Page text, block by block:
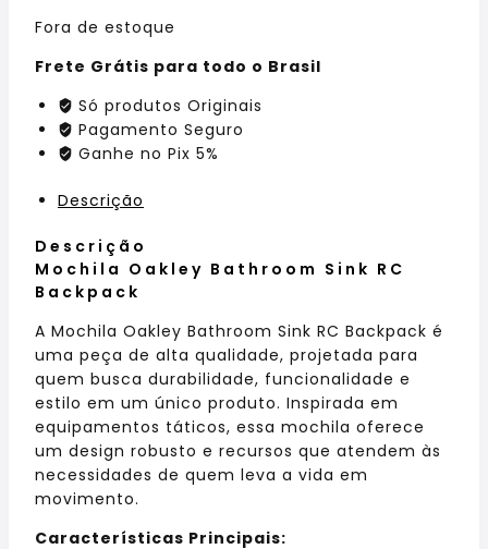
Fora de estoque
Frete Grátis para todo o Brasil
Só produtos Originais
Pagamento Seguro
Ganhe no Pix 5%
Descrição
Descrição
Mochila Oakley Bathroom Sink RC
Backpack
A Mochila Oakley Bathroom Sink RC Backpack é
uma peça de alta qualidade, projetada para
quem busca durabilidade, funcionalidade e
estilo em um único produto. Inspirada em
equipamentos táticos, essa mochila oferece
um design robusto e recursos que atendem às
necessidades de quem leva a vida em
movimento.
Características Principais: